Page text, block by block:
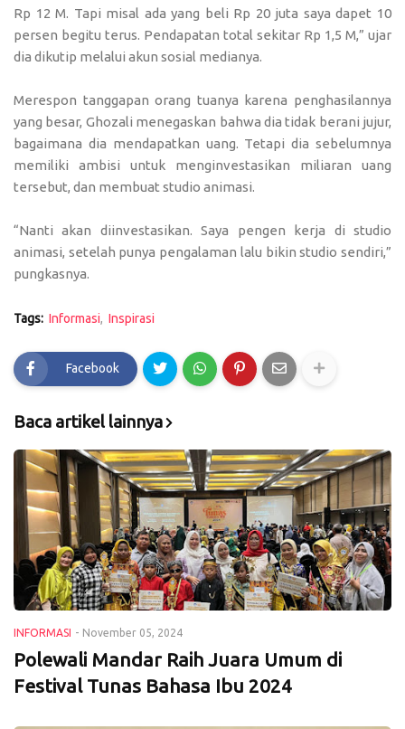
Rp 12 M. Tapi misal ada yang beli Rp 20 juta saya dapet 10
persen begitu terus. Pendapatan total sekitar Rp 1,5 M,” ujar
dia dikutip melalui akun sosial medianya.
Merespon tanggapan orang tuanya karena penghasilannya
yang besar, Ghozali menegaskan bahwa dia tidak berani jujur,
bagaimana dia mendapatkan uang. Tetapi dia sebelumnya
memiliki ambisi untuk menginvestasikan miliaran uang
tersebut, dan membuat studio animasi.
“Nanti akan diinvestasikan. Saya pengen kerja di studio
animasi, setelah punya pengalaman lalu bikin studio sendiri,”
pungkasnya.
Tags: Informasi Inspirasi
Facebook
Baca artikel lainnya
INFORMASI - November 05, 2024
Polewali Mandar Raih Juara Umum di
Festival Tunas Bahasa Ibu 2024